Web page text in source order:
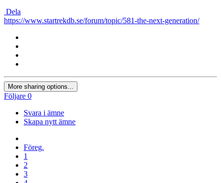
Dela
https://www.startrekdb.se/forum/topic/581-the-next-generation/
More sharing options...
Följare 0
Svara i ämne
Skapa nytt ämne
Föreg.
1
2
3